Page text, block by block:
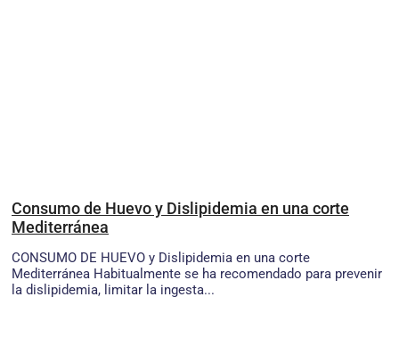
Consumo de Huevo y Dislipidemia en una corte
Mediterránea
CONSUMO DE HUEVO y Dislipidemia en una corte
Mediterránea Habitualmente se ha recomendado para prevenir
la dislipidemia, limitar la ingesta...